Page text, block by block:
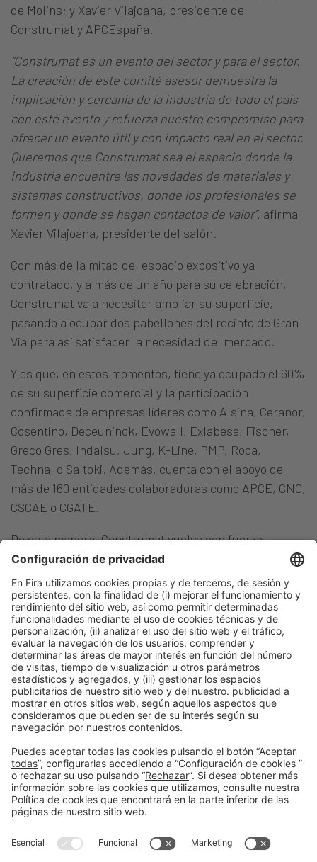
de Molins; y Xavier Vilajoana, presidente de
Construmat y APCEspaña.
“Construmat es un evento del sector y para el sector.
La creación de este comité asesor demuestra la
implicación y cercanía de la industria de todo el país
con este evento y refuerza nuestro compromiso para
ofrecer un evento útil y con impacto real en el sector.
Queremos que Construmat sea el espacio donde la
industria encuentre las novedades de materiales y
sistemas constructivos, donde los profesionales se
formen y donde se hagan contactos de valor”, afirma
Xavier Vilajoana, presidente del salón.
Con más de la mitad del espacio expositivo ya
contratado, y a más de un año para su celebración,
Construmat va a necesitar ampliar su superficie,
pasando a ocupar dos pabellones del recinto de Gran
Via para así satisfacer la necesidad del mercado.
Y es que, en estos momentos, tiene ya ocupado el 60%
de su superficie comercial y la participación
confirmada de empresas líderes como Alsina, Ceranor,
Cosentino, Deceuninck, Evowall, Exlabesa, Fischer,
Greco Gres, Indalsu, Jung, K-Line, PMP, Roca,
Technal o Saltoki. Además, cuenta con el apoyo de
más de 160 entidades colaboradoras como APCE, CNC,
CSCAE o CGATE.
De esta manera, Construmat vuelve con fuerza,
reafirmando su condición de evento de referencia y
estratégico para el sector de la construcción en
España y el arco mediterráneo.
Barcelona, 24 de febrero de 2026
Edu Pérez Moya
Tel. 93 233 21 66
prensa@firabarcelona.com
Política de privacidad
Política de cookies
#construmat